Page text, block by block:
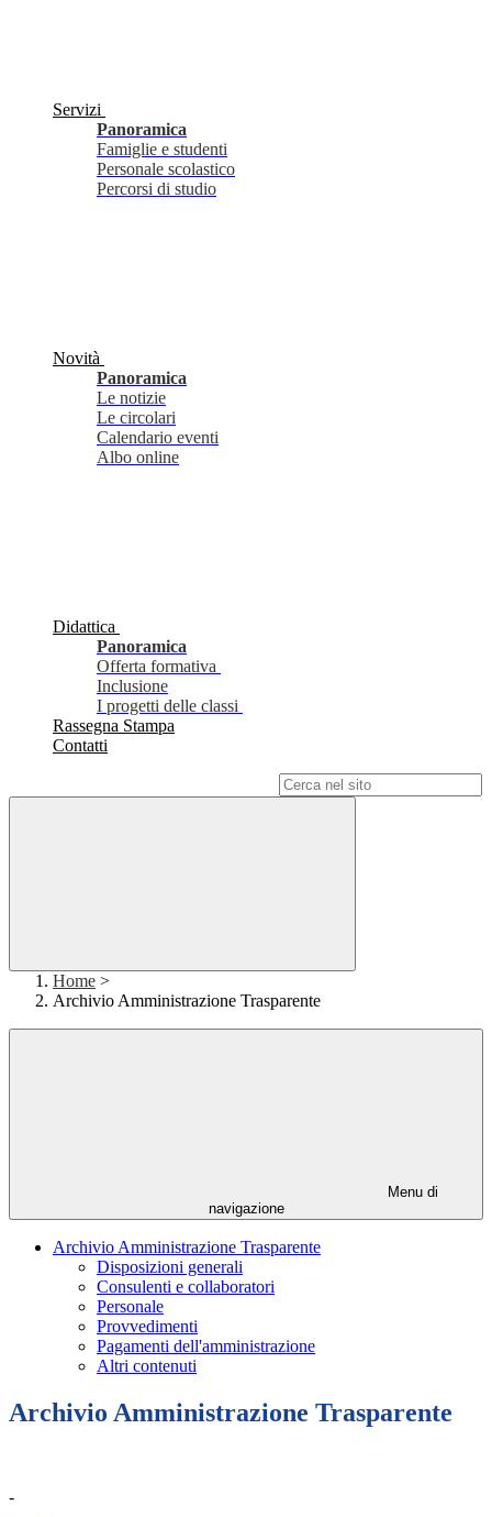
Servizi
Panoramica
Famiglie e studenti
Personale scolastico
Percorsi di studio
Novità
Panoramica
Le notizie
Le circolari
Calendario eventi
Albo online
Didattica
Panoramica
Offerta formativa
Inclusione
I progetti delle classi
Rassegna Stampa
Contatti
Home >
Archivio Amministrazione Trasparente
Menu di
navigazione
Archivio Amministrazione Trasparente
Disposizioni generali
Consulenti e collaboratori
Personale
Provvedimenti
Pagamenti dell'amministrazione
Altri contenuti
Archivio Amministrazione Trasparente
-